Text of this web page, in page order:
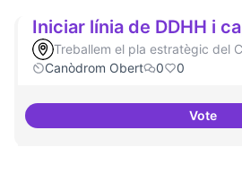
Iniciar línia de DDHH i
Treballem el pla estratègic del
Canòdrom Obert
0 0
VoteIniciar